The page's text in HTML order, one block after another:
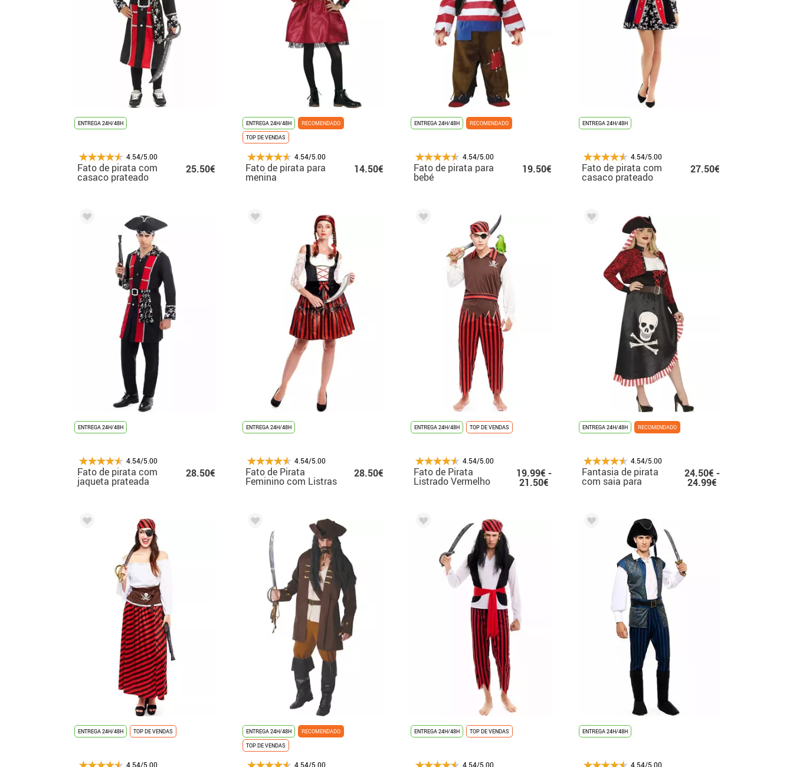
ENTREGA 24H/48H
4.54/5.00
Fato de pirata com
casaco prateado
para criança
25.50€
ENTREGA 24H/48H
RECOMENDADO
TOP DE VENDAS
4.54/5.00
Fato de pirata para
menina
14.50€
ENTREGA 24H/48H RECOMENDADO
4.54/5.00
Fato de pirata para
bebé
19.50€
ENTREGA 24H/48H
4.54/5.00
Fato de pirata com
casaco prateado
para mulher
27.50€
ENTREGA 24H/48H
4.54/5.00
Fato de pirata com
jaqueta prateada
para homem
28.50€
ENTREGA 24H/48H
4.54/5.00
Fato de Pirata
Feminino com Listras
28.50€
ENTREGA 24H/48H TOP DE VENDAS
4.54/5.00
Fato de Pirata
Listrado Vermelho
19.99€ -
21.50€
ENTREGA 24H/48H RECOMENDADO
4.54/5.00
Fantasia de pirata
com saia para
24.50€ -
24.99€
ENTREGA 24H/48H TOP DE VENDAS
4.54/5.00
ENTREGA 24H/48H
RECOMENDADO
TOP DE VENDAS
4.54/5.00
ENTREGA 24H/48H TOP DE VENDAS
4.54/5.00
ENTREGA 24H/48H
4.54/5.00